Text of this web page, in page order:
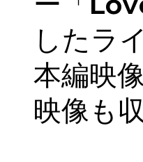
したラ
本編映
映像も収